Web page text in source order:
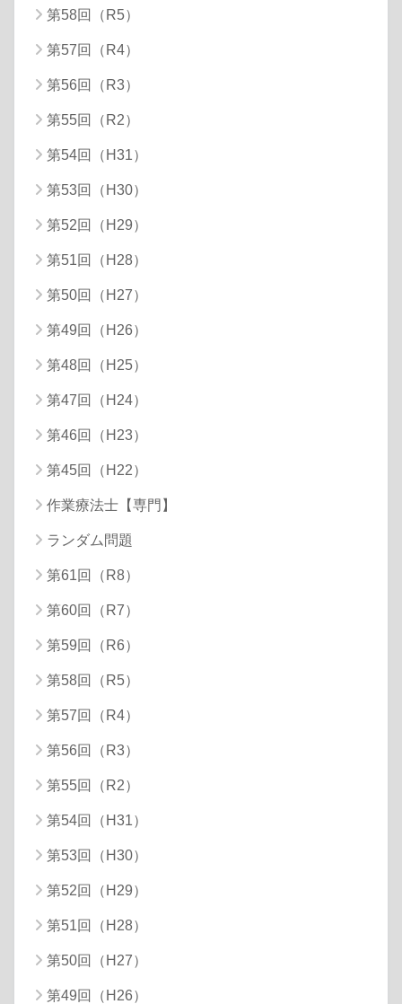
第58回（R5）
第57回（R4）
第56回（R3）
第55回（R2）
第54回（H31）
第53回（H30）
第52回（H29）
第51回（H28）
第50回（H27）
第49回（H26）
第48回（H25）
第47回（H24）
第46回（H23）
第45回（H22）
作業療法士【専門】
ランダム問題
第61回（R8）
第60回（R7）
第59回（R6）
第58回（R5）
第57回（R4）
第56回（R3）
第55回（R2）
第54回（H31）
第53回（H30）
第52回（H29）
第51回（H28）
第50回（H27）
第49回（H26）